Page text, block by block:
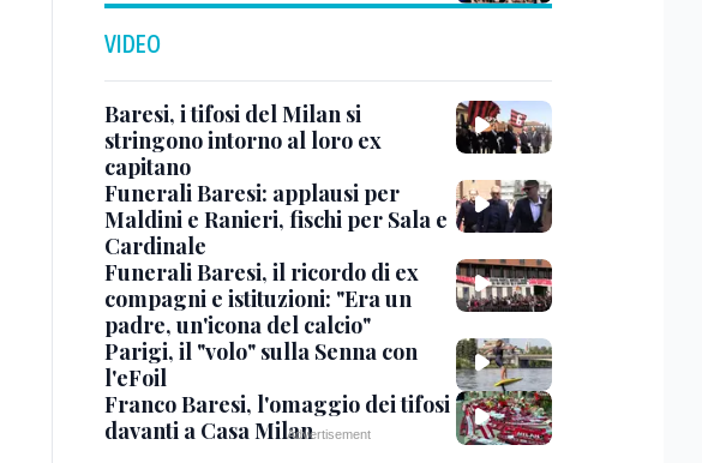
VIDEO
Baresi, i tifosi del Milan si
stringono intorno al loro ex
capitano
Funerali Baresi: applausi per
Maldini e Ranieri, fischi per Sala e
Cardinale
Funerali Baresi, il ricordo di ex
compagni e istituzioni: "Era un
padre, un'icona del calcio"
Parigi, il "volo" sulla Senna con
l'eFoil
Franco Baresi, l'omaggio dei tifosi
davanti a Casa Milan